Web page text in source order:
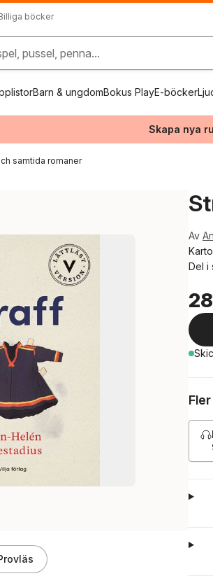
böcker
pussel, penna...
Barn & ungdomBokus PlayE-böcker
Skapa nya
samtida romaner
Av
Del i